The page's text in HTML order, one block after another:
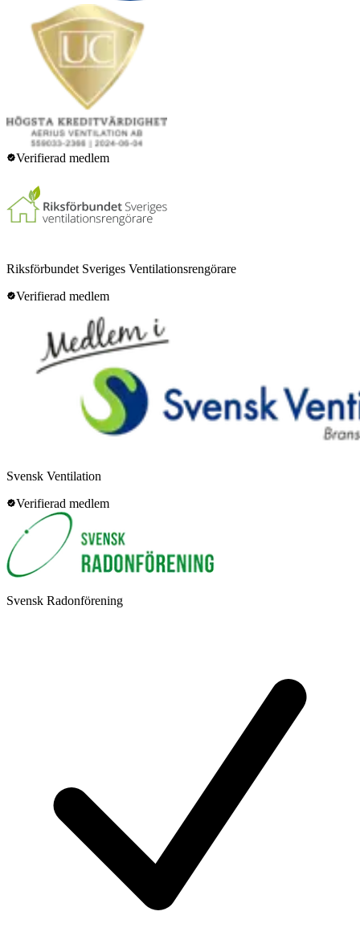
Verifierad medlem
Riksförbundet Sveriges Ventilationsrengörare
Verifierad medlem
Svensk Ventilation
Verifierad medlem
Svensk Radonförening